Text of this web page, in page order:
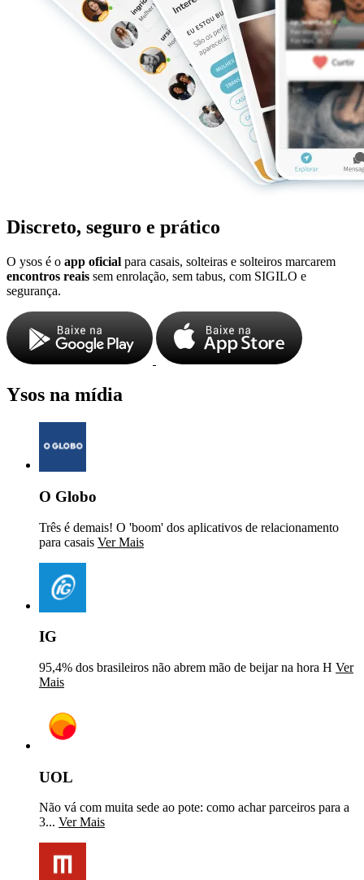
Discreto, seguro e prático
O ysos é o app oficial para casais, solteiras e solteiros marcarem
encontros reais sem enrolação, sem tabus, com SIGILO e
segurança.
Ysos na mídia
O Globo
Três é demais! O 'boom' dos aplicativos de relacionamento
para casais Ver Mais
IG
95,4% dos brasileiros não abrem mão de beijar na hora H Ver
Mais
UOL
Não vá com muita sede ao pote: como achar parceiros para a
3... Ver Mais